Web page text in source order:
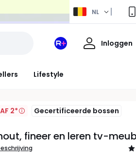
NL
Lifestyle
Mijn
+
Inloggen
Mijn
2* Gecertificeerde bossen
fineer en leren tv-